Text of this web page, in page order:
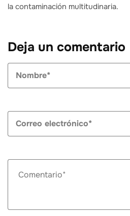
la contaminación multitudinaria.
Deja un comentario